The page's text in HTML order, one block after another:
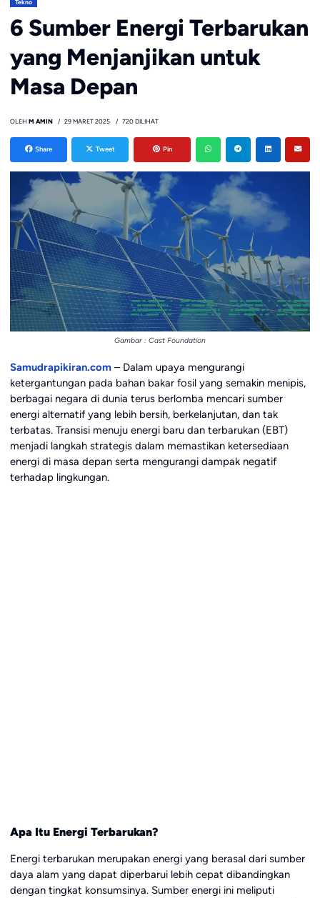
Tekno
6 Sumber Energi Terbarukan
yang Menjanjikan untuk
Masa Depan
OLEH M AMIN 29 MARET 2025 720 DILIHAT
Share Tweet Pin
Gambar : Cast Foundation
Samudrapikiran.com– Dalam upaya mengurangi
ketergantungan pada bahan bakar fosil yang semakin menipis,
berbagai negara di dunia terus berlomba mencari sumber
energi alternatif yang lebih bersih, berkelanjutan, dan tak
terbatas. Transisi menuju energi baru dan terbarukan (EBT)
menjadi langkah strategis dalam memastikan ketersediaan
energi di masa depan serta mengurangi dampak negatif
terhadap lingkungan.
Apa Itu Energi Terbarukan?
Energi terbarukan merupakan energi yang berasal dari sumber
daya alam yang dapat diperbarui lebih cepat dibandingkan
dengan tingkat konsumsinya. Sumber energi ini meliputi